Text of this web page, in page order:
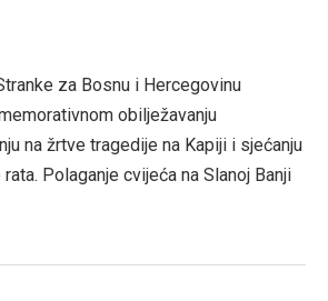
za Bosnu i Hercegovinu
obilježavanju
na žrtve tragedije na Kapiji i sjećanju
Polaganje cvijeća na Slanoj Banji